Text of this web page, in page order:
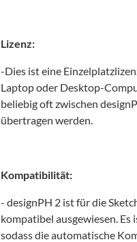
Lizenz:
-Dies ist eine
Laptop oder Desktop-
beliebig oft zwischen
übertragen werden.
Kompatibilität:
- designPH 2 ist für die
kompatibel ausgewiesen.
sodass die automatische